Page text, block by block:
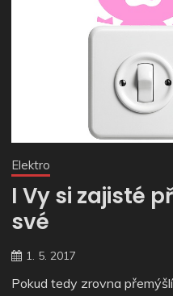
Elektro
I Vy si zajisté
své
1. 5. 2017
Pokud tedy zrovna